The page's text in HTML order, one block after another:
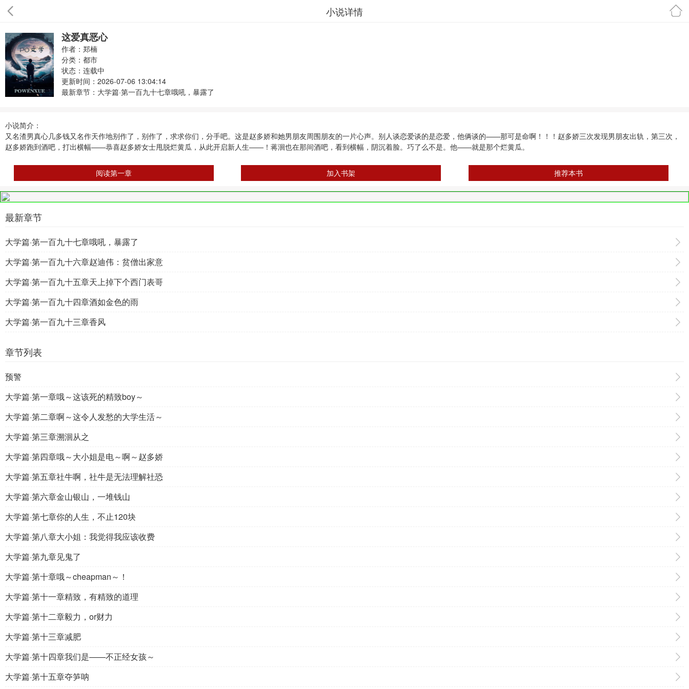
小说详情
这爱真恶心
作者：郑楠
分类： 都市
状态：连载中
更新时间：2026-07-06 13:04:14
最新章节： 大学篇·第一百九十七章哦吼，暴露了
小说简介：
又名渣男真心几多钱又名作天作地别作了，别作了，求求你们，分手吧。这是赵多娇和她男朋友周围朋友的一片心声。别人谈恋爱谈的是恋爱，他俩谈的——那可是命啊！！！赵多娇三次发现男朋友出轨，第三次，
赵多娇跑到酒吧，打出横幅——恭喜赵多娇女士甩脱烂黄瓜，从此开启新人生——！蒋洄也在那间酒吧，看到横幅，阴沉着脸。巧了么不是。他——就是那个烂黄瓜。
阅读第一章 加入书架 推荐本书
最新章节
大学篇·第一百九十七章哦吼，暴露了
大学篇·第一百九十六章赵迪伟：贫僧出家意
大学篇·第一百九十五章天上掉下个西门表哥
大学篇·第一百九十四章酒如金色的雨
大学篇·第一百九十三章香风
章节列表
预警
大学篇·第一章哦～这该死的精致boy～
大学篇·第二章啊～这令人发愁的大学生活～
大学篇·第三章溯洄从之
大学篇·第四章哦～大小姐是电～啊～赵多娇
大学篇·第五章社牛啊，社牛是无法理解社恐
大学篇·第六章金山银山，一堆钱山
大学篇·第七章你的人生，不止120块
大学篇·第八章大小姐：我觉得我应该收费
大学篇·第九章见鬼了
大学篇·第十章哦～cheapman～！
大学篇·第十一章精致，有精致的道理
大学篇·第十二章毅力，or财力
大学篇·第十三章减肥
大学篇·第十四章我们是——不正经女孩～
大学篇·第十五章夺笋呐